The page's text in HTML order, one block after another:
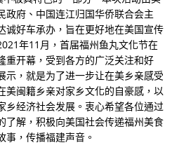
政府、中国连江归国华侨联合会主
诚好车承办，旨在更好地在美国宣传
年11月，首届福州鱼丸文化节在
重开幕，受到各方的广泛关注和好
示，就是为了进一步让在美乡亲感受
美闽籍乡亲对家乡文化的自豪感，以
乡经济社会发展。衷心希望各位通过
了解，积极向美国社会传递福州美食
事，传播福建声音。